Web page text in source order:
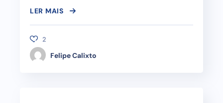
LER MAIS
Felipe Calixto
2